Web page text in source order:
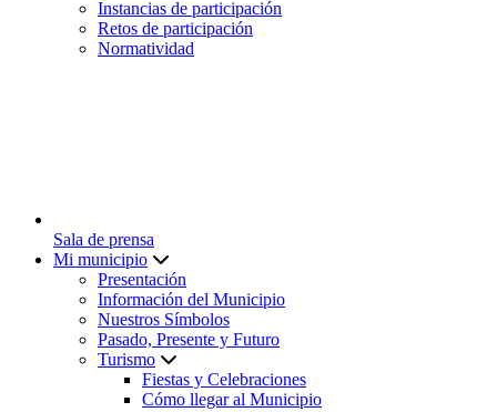
Instancias de participación
Retos de participación
Normatividad
Sala de prensa
Mi municipio
Presentación
Información del Municipio
Nuestros Símbolos
Pasado, Presente y Futuro
Turismo
Fiestas y Celebraciones
Cómo llegar al Municipio